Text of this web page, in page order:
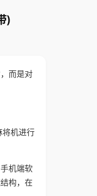
)
而是对
将机进行
机端软
构，在